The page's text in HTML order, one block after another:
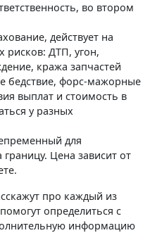
во втором
действует на
рисков: ДТП, угон,
кража запчастей
бедствие, форс-мажорные
выплат и стоимость в
у разных
для
Цена зависит от
про каждый из
определиться с
информацию